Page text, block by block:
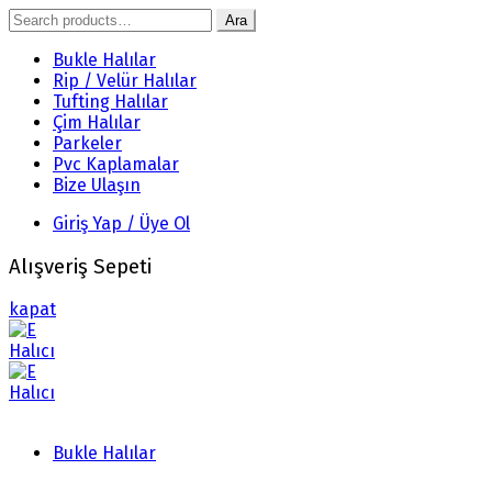
Search
for:
Ara
Bukle Halılar
Rip / Velür Halılar
Tufting Halılar
Çim Halılar
Parkeler
Pvc Kaplamalar
Bize Ulaşın
Giriş Yap / Üye Ol
Alışveriş Sepeti
kapat
Bukle Halılar